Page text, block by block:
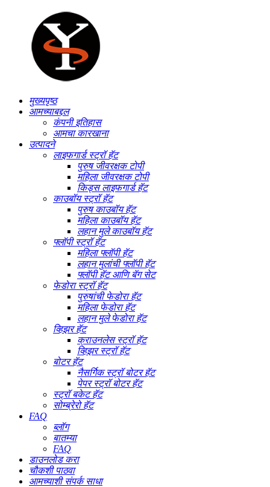
मुख्यपृष्ठ
आमच्याबद्दल
कंपनी इतिहास
आमचा कारखाना
उत्पादने
लाइफगार्ड स्ट्रॉ हॅट
पुरुष जीवरक्षक टोपी
महिला जीवरक्षक टोपी
किड्स लाइफगार्ड हॅट
काउबॉय स्ट्रॉ हॅट
पुरुष काउबॉय हॅट
महिला काउबॉय हॅट
लहान मुले काउबॉय हॅट
फ्लॉपी स्ट्रॉ हॅट
महिला फ्लॉपी हॅट
लहान मुलांची फ्लॉपी हॅट
फ्लॉपी हॅट आणि बॅग सेट
फेडोरा स्ट्रॉ हॅट
पुरुषांची फेडोरा हॅट
महिला फेडोरा हॅट
लहान मुले फेडोरा हॅट
व्हिझर हॅट
क्राउनलेस स्ट्रॉ हॅट
व्हिझर स्ट्रॉ हॅट
बोटर हॅट
नैसर्गिक स्ट्रॉ बोटर हॅट
पेपर स्ट्रॉ बोटर हॅट
स्ट्रॉ बकेट हॅट
सोम्ब्रेरो हॅट
FAQ
ब्लॉग
बातम्या
FAQ
डाउनलोड करा
चौकशी पाठवा
आमच्याशी संपर्क साधा